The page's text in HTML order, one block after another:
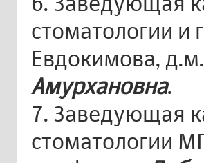
стоматологии
Евдокимова,
Амурхановна.
7. Заведующая
стоматологии